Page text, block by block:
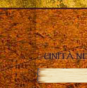
UNITÀ